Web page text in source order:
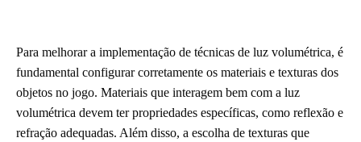
Para melhorar a implementação de técnicas de luz volumétrica, é
fundamental configurar corretamente os materiais e texturas dos
objetos no jogo. Materiais que interagem bem com a luz
volumétrica devem ter propriedades específicas, como reflexão e
refração adequadas. Além disso, a escolha de texturas que